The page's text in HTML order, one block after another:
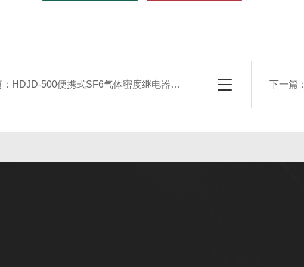
HDJD-500便携式SF6气体密度继电器校验仪 下一篇：